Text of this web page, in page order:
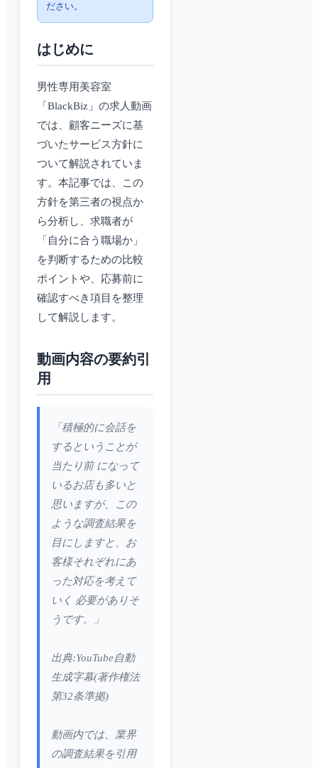
ださい。
はじめに
男性専用美容室
「BlackBiz」の求人動画
では、顧客ニーズに基
づいたサービス方針に
ついて解説されていま
す。本記事では、この
方針を第三者の視点か
ら分析し、求職者が
「自分に合う職場か」
を判断するための比較
ポイントや、応募前に
確認すべき項目を整理
して解説します。
動画内容の要約引
用
「積極的に会話を
するということが
当たり前 になって
いるお店も多いと
思いますが、この
ような調査結果を
目にしますと、お
客様それぞれにあ
った対応を考えて
いく 必要がありそ
うです。」
出典:YouTube自動
生成字幕(著作権法
第32条準拠)
動画内では、業界
の調査結果を引用